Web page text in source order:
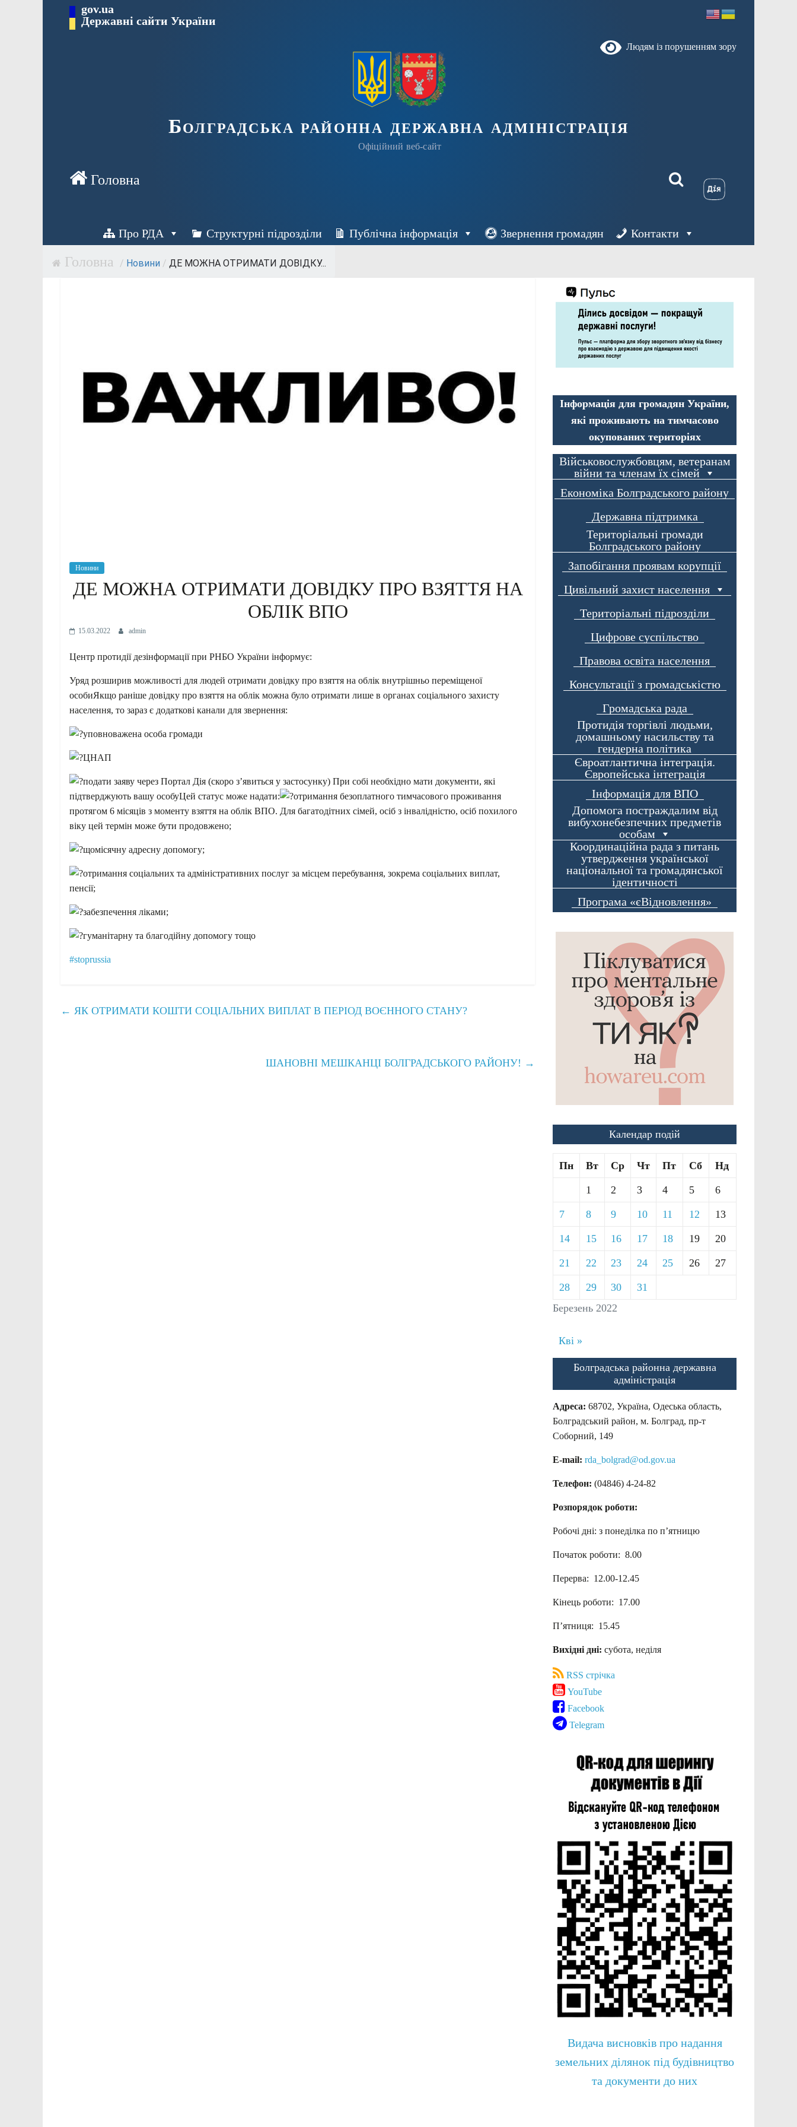
Перейти gov.ua
Державні сайти України
Людям із порушенням зору
Болградська районна державна адміністрація
Офіційний веб-сайт
Про РДА Структурні підрозділи Публічна інформація Звернення громадян Контакти
/ Новини / ДЕ МОЖНА ОТРИМАТИ ДОВІДКУ...
Новини
ДЕ МОЖНА ОТРИМАТИ ДОВІДКУ ПРО ВЗЯТТЯ НА
ОБЛІК ВПО
15.03.2022 admin
Центр протидії дезінформації при РНБО України інформує:
Уряд розширив можливості для людей отримати довідку про взяття на облік внутрішньо переміщеної
особиЯкщо раніше довідку про взяття на облік можна було отримати лише в органах соціального захисту
населення, то зараз є додаткові канали для звернення:
уповноважена особа громади
ЦНАП
подати заяву через Портал Дія (скоро з’явиться у застосунку) При собі необхідно мати документи, які
підтверджують вашу особуЦей статус може надати:
отримання безоплатного тимчасового проживання
протягом 6 місяців з моменту взяття на облік ВПО. Для багатодітних сімей, осіб з інвалідністю, осіб похилого
віку цей термін може бути продовжено;
щомісячну адресну допомогу;
отримання соціальних та адміністративних послуг за місцем перебування, зокрема соціальних виплат,
пенсії;
забезпечення ліками;
гуманітарну та благодійну допомогу тощо
#stoprussia
← ЯК ОТРИМАТИ КОШТИ СОЦІАЛЬНИХ ВИПЛАТ В ПЕРІОД ВОЄННОГО СТАНУ?
ШАНОВНІ МЕШКАНЦІ БОЛГРАДСЬКОГО РАЙОНУ! →
Інформація для громадян України,
які проживають на тимчасово
окупованих територіях
Військовослужбовцям, ветеранам
війни та членам їх сімей
Економіка Болградського району
Державна підтримка
Територіальні громади
Болградського району
Запобігання проявам корупції
Цивільний захист населення
Територіальні підрозділи
Цифрове суспільство
Правова освіта населення
Консультації з громадськістю
Громадська рада
Протидія торгівлі людьми,
домашньому насильству та
гендерна політика
Євроатлантична інтеграція.
Європейська інтеграція
Інформація для ВПО
Допомога постраждалим від
вибухонебезпечних предметів
особам
Координаційна рада з питань
утвердження української
національної та громадянської
ідентичності
Програма «єВідновлення»
Календар подій
Березень 2022
Пн Вт Ср Чт Пт Сб Нд
1 2 3 4 5 6
7 8 9 10 11 12 13
14 15 16 17 18 19 20
21 22 23 24 25 26 27
28 29 30 31
Кві »
Болградська районна державна
адміністрація
Адреса: 68702, Україна, Одеська область,
Болградський район, м. Болград, пр-т
Соборний, 149
E-mail: rda_bolgrad@od.gov.ua
Телефон: (04846) 4-24-82
Розпорядок роботи:
Робочі дні: з понеділка по п’ятницю
Початок роботи: 8.00
Перерва: 12.00-12.45
Кінець роботи: 17.00
П’ятниця: 15.45
Вихідні дні: субота, неділя
RSS стрічка
YouTube
Facebook
Telegram
Видача висновків про надання
земельних ділянок під будівництво
та документи до них